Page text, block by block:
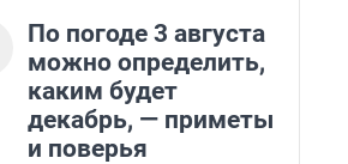
По погоде 3 августа
можно определить,
каким будет
декабрь, — приметы
и поверья